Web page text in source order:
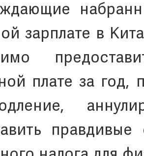
зарплате в
плате за год,